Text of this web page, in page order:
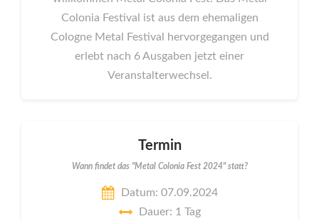
Colonia Festival ist aus dem ehemaligen
Cologne Metal Festival hervorgegangen und
erlebt nach 6 Ausgaben jetzt einer
Veranstalterwechsel.
Termin
Wann findet das "Metal Colonia Fest 2024" statt?
Datum: 07.09.2024
Dauer: 1 Tag